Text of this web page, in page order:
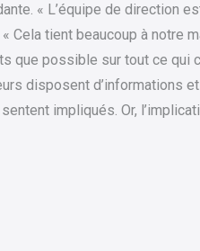
« L’équipe de direction
Cela tient beaucoup à notre
que possible sur tout ce qui
disposent d’informations
impliqués. Or,